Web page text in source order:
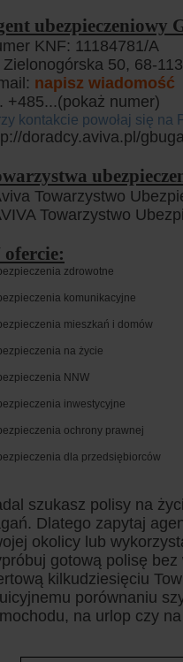
ubezpieczeniowy
KNF: 11184781/A
Zielonogórska 50, 68-
napisz wiadomość
+485...(pokaż numer)
kontakcie powołaj się na
doradcy.aviva.pl/
Towarzystwo
Towarzystwo
ofercie:
zdrowotne
komunikacyjne
mieszkań i domów
na życie
NNW
inwestycyjne
ochrony prawnej
dla przedsiębiorców
szukasz polisy na
Dlatego zapytaj
okolicy lub
gotową polisę
kilkudziesięciu
porównaniu
na urlop czy